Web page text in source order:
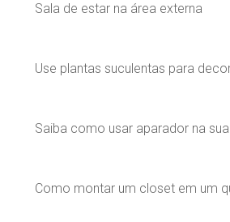
Sala de estar na área externa
Use plantas suculentas para
Saiba como usar aparador na
Como montar um closet em um